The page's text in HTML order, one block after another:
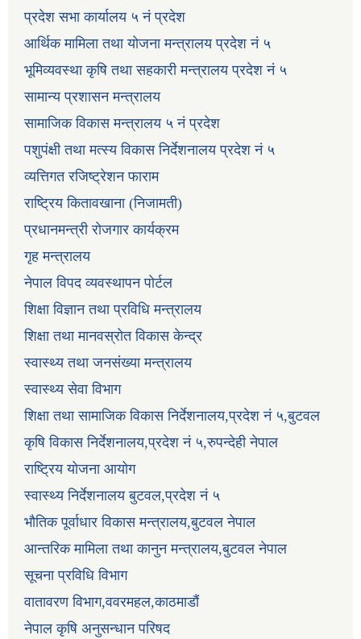
प्रदेश सभा कार्यालय ५ नं प्रदेश
आर्थिक मामिला तथा योजना मन्त्रालय प्रदेश नं ५
भूमिव्यवस्था कृषि तथा सहकारी मन्त्रालय प्रदेश नं ५
सामान्य प्रशासन मन्त्रालय
सामाजिक विकास मन्त्रालय ५ नं प्रदेश
पशुपंक्षी तथा मत्स्य विकास निर्देशनालय प्रदेश नं ५
व्यत्तिगत रजिष्ट्रेशन फाराम
राष्ट्रिय कितावखाना (निजामती)
प्रधानमन्त्री रोजगार कार्यक्रम
गृह मन्त्रालय
नेपाल विपद व्यवस्थापन पोर्टल
शिक्षा विज्ञान तथा प्रविधि मन्त्रालय
शिक्षा तथा मानवस्रोत विकास केन्द्र
स्वास्थ्य तथा जनसंख्या मन्त्रालय
स्वास्थ्य सेवा विभाग
शिक्षा तथा सामाजिक विकास निर्देशनालय,प्रदेश नं ५,बुटवल
कृषि विकास निर्देशनालय,प्रदेश नं ५,रुपन्देही नेपाल
राष्ट्रिय योजना आयोग
स्वास्थ्य निर्देशनालय बुटवल,प्रदेश नं ५
भौतिक पूर्वाधार विकास मन्त्रालय,बुटवल नेपाल
आन्तरिक मामिला तथा कानुन मन्त्रालय,बुटवल नेपाल
सूचना प्रविधि विभाग
वातावरण विभाग,ववरमहल,काठमाडौं
नेपाल कृषि अनुसन्धान परिषद